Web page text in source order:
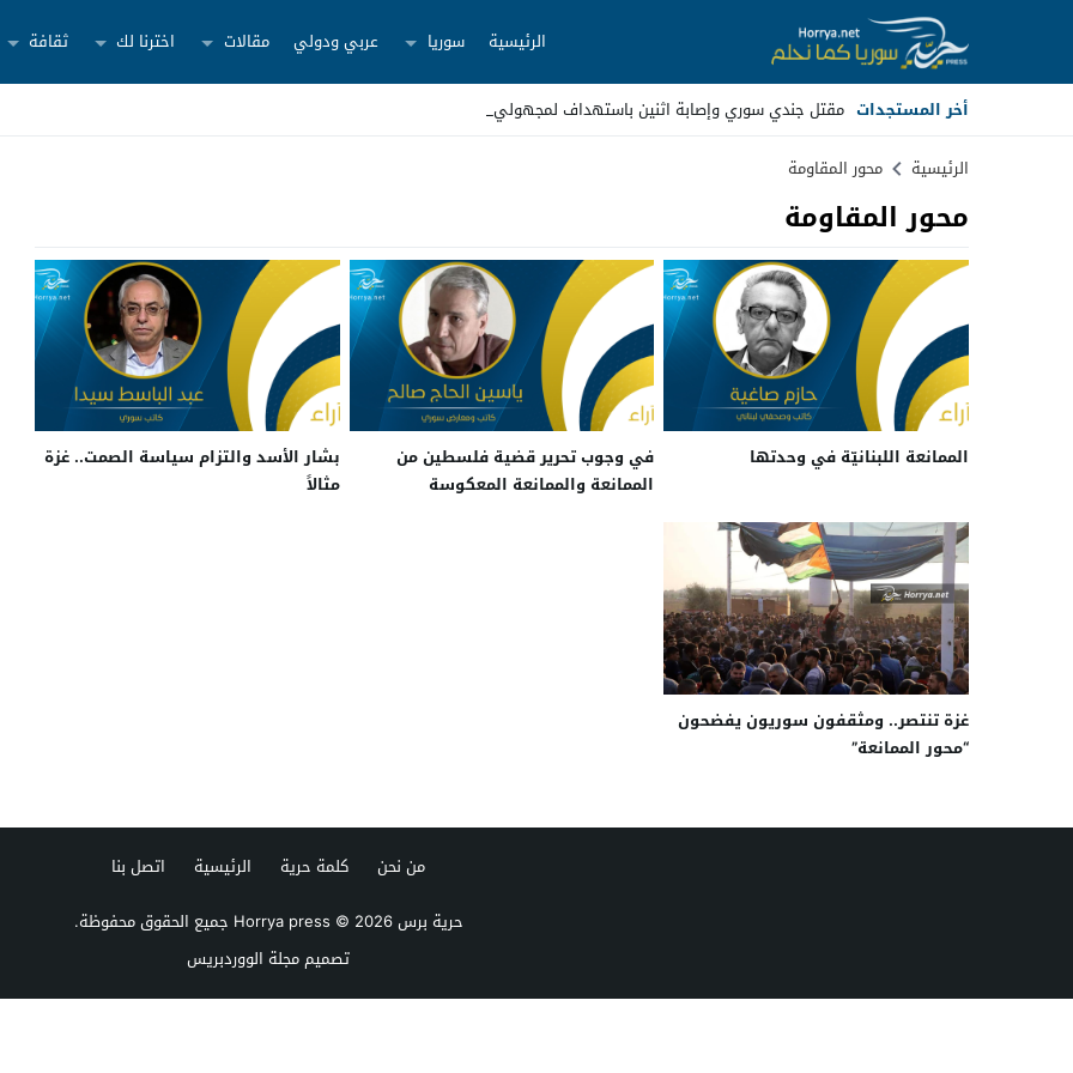
الرئيسية سوريا عربي ودولي مقالات اخترنا لك ثقافة
أخر المستجدات مقتل جندي سوري وإصابة اثنين باستهداف لمجهولين ش _
Stop
Previous
Next
الرئيسية محور المقاومة
محور المقاومة
الممانعة اللبنانيّة في وحدتها
في وجوب تحرير قضية فلسطين من
الممانعة والممانعة المعكوسة
بشار الأسد والتزام سياسة الصمت.. غزة
مثالاً
غزة تنتصر.. ومثقفون سوريون يفضحون
“محور الممانعة”
من نحن كلمة حرية الرئيسية
اتصل بنا
حرية برس Horrya press© 2026 جميع الحقوق محفوظة.
تصميممجلة الووردبريس